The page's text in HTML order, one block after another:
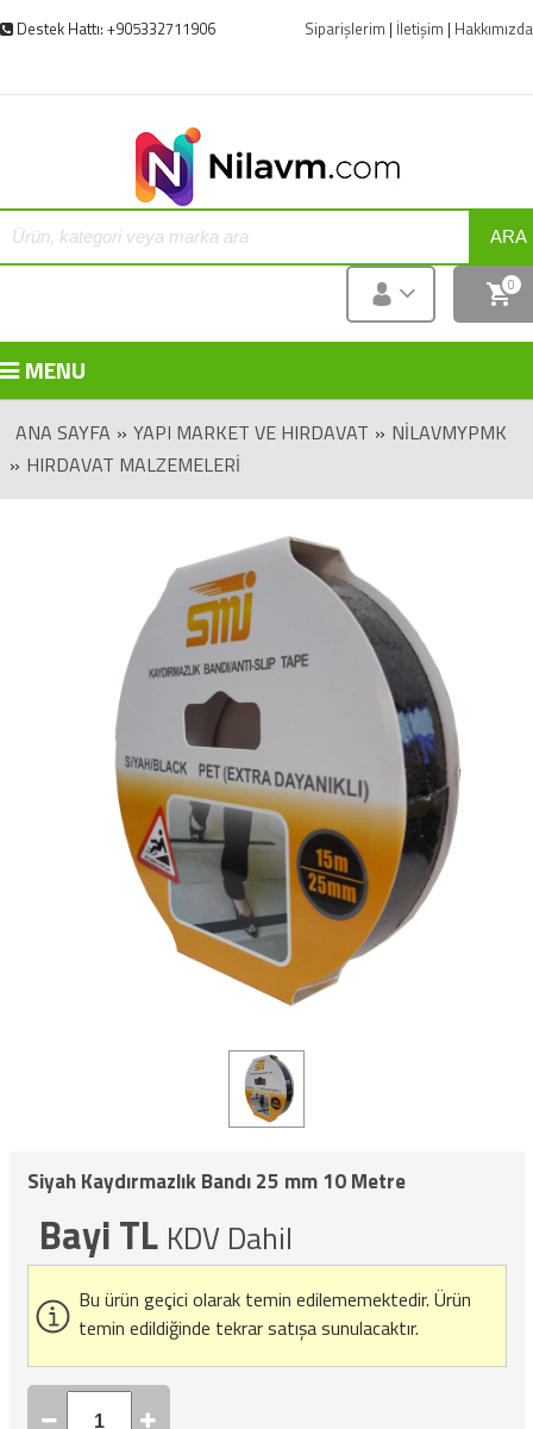
Destek Hattı: +905332711906 Siparişlerim | İletişim | Hakkımızda
ARA
0
MENU
ANA SAYFA » YAPI MARKET VE HIRDAVAT » NILAVMYPMK
» HIRDAVAT MALZEMELERI
Siyah Kaydırmazlık Bandı 25 mm 10 Metre
Bayi TL KDV Dahil
Bu ürün geçici olarak temin edilememektedir. Ürün
temin edildiğinde tekrar satışa sunulacaktır.